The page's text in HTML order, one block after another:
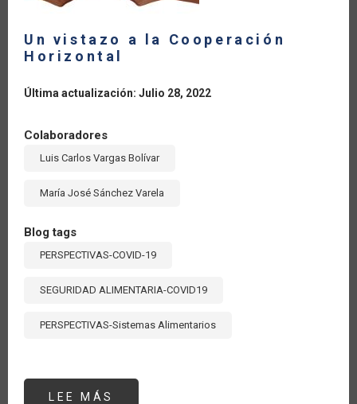
Un vistazo a la Cooperación
Horizontal
Última actualización: Julio 28, 2022
Colaboradores
Luis Carlos Vargas Bolívar
María José Sánchez Varela
Blog tags
PERSPECTIVAS-COVID-19
SEGURIDAD ALIMENTARIA-COVID19
PERSPECTIVAS-Sistemas Alimentarios
LEE MÁS